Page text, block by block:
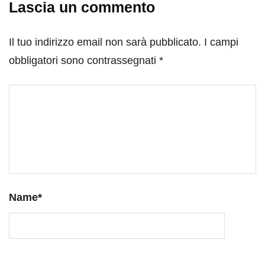
Lascia un commento
Il tuo indirizzo email non sarà pubblicato. I campi
obbligatori sono contrassegnati *
Name*